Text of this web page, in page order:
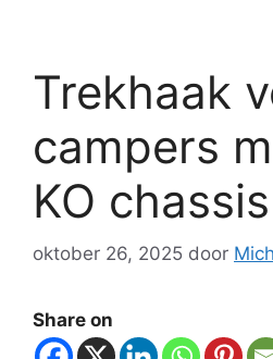
Trekhaak
campers
KO chassis
oktober 26, 2025 door
Share on